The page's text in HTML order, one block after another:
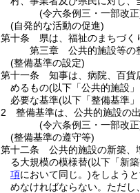
(令六条例三・一部改
(自発的な活動の促進)
第十条
県は、福祉のまちづく
第三章
公共的施設等の
(整備基準の設定)
第十一条
知事は、病院、百貨
めるもの(以下「公共的施設
必要な基準(以下「整備基準
2
整備基準は、公共的施設の
(令六条例三・一部改
(整備基準の遵守等)
第十二条
公共的施設の新築、
る大規模の模様替(以下「新
項において同じ。)をしよう
めなければならない。 ただし